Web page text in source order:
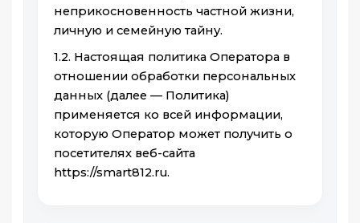
неприкосновенность частной жизни,
личную и семейную тайну.
1.2. Настоящая политика Оператора в
отношении обработки персональных
данных (далее — Политика)
применяется ко всей информации,
которую Оператор может получить о
посетителях веб-сайта
https://smart812.ru.